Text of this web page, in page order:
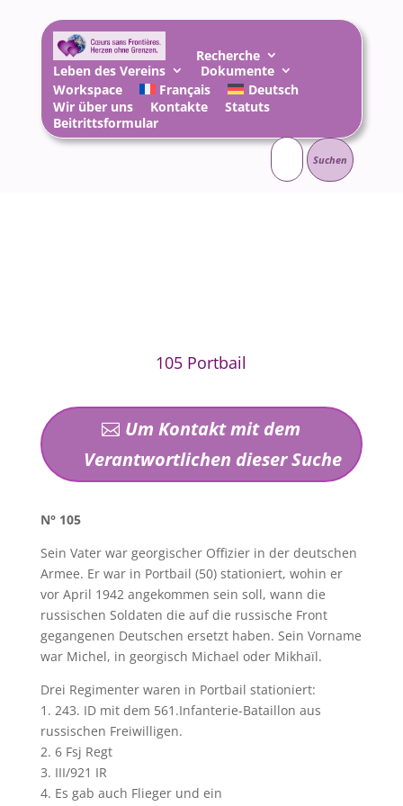
Recherche
Leben des Vereins
Dokumente
Workspace
Français
Deutsch
Wir über uns
Kontakte
Statuts
Beitrittsformular
Suchen
nach:
105 Portbail
Um Kontakt mit dem
Verantwortlichen dieser Suche
N° 105
Sein Vater war georgischer Offizier in der deutschen
Armee. Er war in Portbail (50) stationiert, wohin er
vor April 1942 angekommen sein soll, wann die
russischen Soldaten die auf die russische Front
gegangenen Deutschen ersetzt haben. Sein Vorname
war Michel, in georgisch Michael oder Mikhaïl.
Drei Regimenter waren in Portbail stationiert:
1. 243. ID mit dem 561.Infanterie-Bataillon aus
russischen Freiwilligen.
2. 6 Fsj Regt
3. III/921 IR
4. Es gab auch Flieger und ein